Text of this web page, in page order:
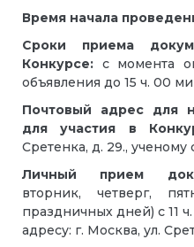
Время начала
Сроки приема
Конкурсе: с момента
объявления до 15 ч. 00
Почтовый адрес для
для участия в
Сретенка, д. 29., ученому
Личный прием
вторник, четверг,
праздничных дней) с 11
адресу: г. Москва, ул.